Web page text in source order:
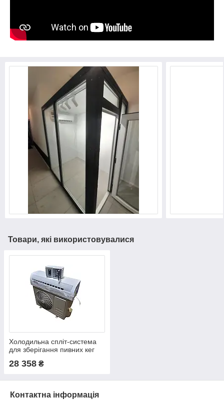
Товари, які використовувалися
Холодильна спліт-система
для зберігання пивних кег
28 358 ₴
Контактна інформація